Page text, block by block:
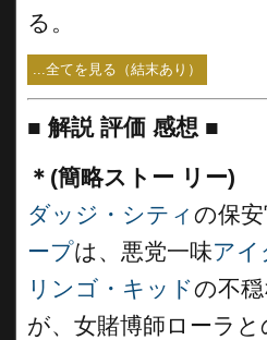
る。
...全てを見る（結末あり）
■ 解説 評価 感想 ■
＊(簡略ストー リー)
ダッジ・シティ の保安
ープは、悪党一味アイ
リンゴ・キッドの不
が、女賭博師ローラ